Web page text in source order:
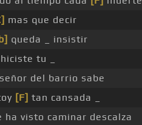
mas que decir
queda _ insistir
hiciste tu _
del barrio sabe
[F] tan cansada _
ha visto caminar descalza